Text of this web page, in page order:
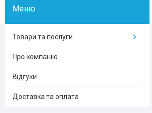
Товари та послуги
Про компанію
Відгуки
Доставка та оплата